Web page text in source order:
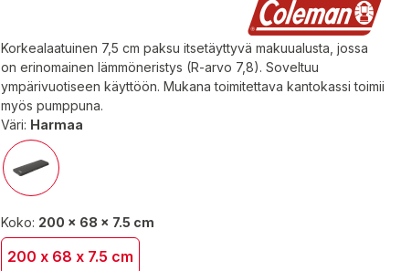
Korkealaatuinen 7,5 cm paksu itsetäyttyvä makuualusta, jossa
on erinomainen lämmöneristys (R-arvo 7,8). Soveltuu
ympärivuotiseen käyttöön. Mukana toimitettava kantokassi toimii
myös pumppuna.
Väri: Harmaa
Koko: 200 x 68 x 7.5 cm
200 x 68 x 7.5 cm